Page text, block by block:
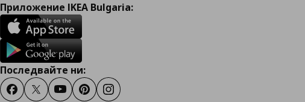
Приложение IKEA Bulgaria:
Последвайте ни:
FacebookTwitterYoutubePinterestInstagram